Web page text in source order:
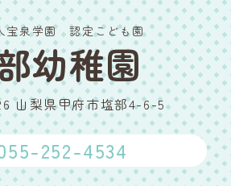
宝泉学園 認定こども園
幼稚園
山梨県甲府市塩部4-6-5
252-4534